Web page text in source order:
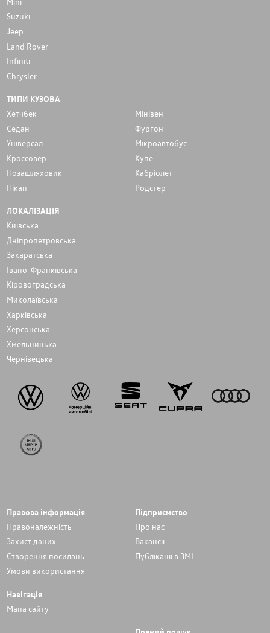
Suzuki
Jeep
Land Rover
Infiniti
Chrysler
ТИПИ КУЗОВА
Хетчбек
Мінівен
Седан
Фургон
Унiверсал
Мікроавтобус
Кроссовер
Купе
Позашляховик
Кабріолет
Пікап
Родстер
ЛОКАЛІЗАЦІЯ
Київська
Дніпропетровська
Закаратська
Івано-Франківська
Кіровоградська
Миколаївська
Харківська
Херсонська
Хмельницька
Чернівецька
Правова інформація
Правоналежність
Захист даних
Cтворення посилань
Умови використання
Підприємство
Про нас
Вакансії
Публікації в ЗМІ
Навігація
Мапа сайту